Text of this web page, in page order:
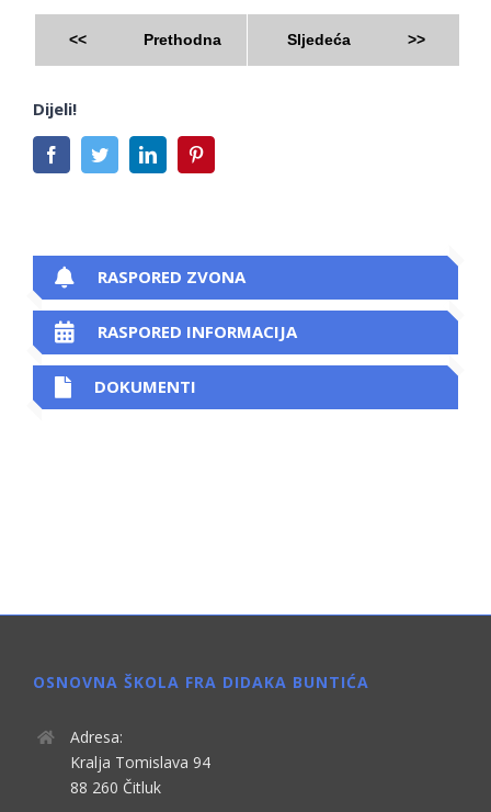
<< Prethodna Sljedeća >>
Dijeli!
FacebookTwitterLinkedIn
RASPORED ZVONA
RASPORED INFORMACIJA
DOKUMENTI
OSNOVNA ŠKOLA FRA DIDAKA BUNTIĆA
Adresa:
Kralja Tomislava 94
88 260 Čitluk